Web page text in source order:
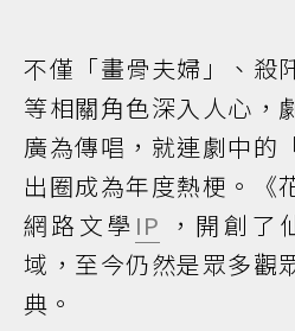
不僅「畫骨夫婦」、殺
等相關角色深入人心，
廣為傳唱，就連劇中的
出圈成為年度熱梗。《
網路文學 IP ，開創了
域，至今仍然是眾多觀
典。